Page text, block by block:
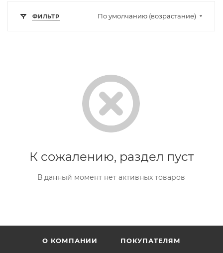
ФИЛЬТР По умолчанию (возрастание)
К сожалению, раздел пуст
В данный момент нет активных товаров
О КОМПАНИИ ПОКУПАТЕЛЯМ